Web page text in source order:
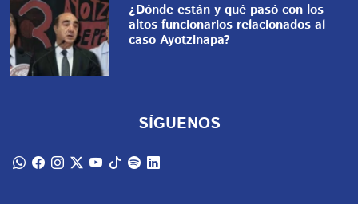
¿Dónde están y qué pasó con los
altos funcionarios relacionados al
caso Ayotzinapa?
SÍGUENOS